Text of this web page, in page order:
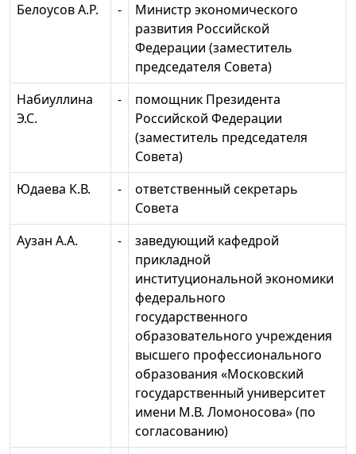
Белоусов А.Р.
-
Министр экономического
развития Российской
Федерации (заместитель
председателя Совета)
Набиуллина
Э.С.
-
помощник Президента
Российской Федерации
(заместитель председателя
Совета)
Юдаева К.В.
-
ответственный секретарь
Совета
Аузан А.А.
-
заведующий кафедрой
прикладной
институциональной экономики
федерального
государственного
образовательного учреждения
высшего профессионального
образования «Московский
государственный университет
имени М.В. Ломоносова» (по
согласованию)